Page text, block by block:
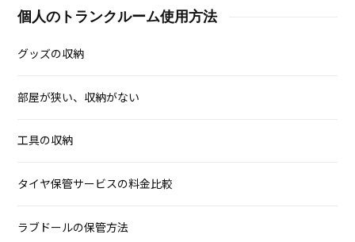
個人のトランクルーム使用方法
グッズの収納
部屋が狭い、収納がない
工具の収納
タイヤ保管サービスの料金比較
ラブドールの保管方法